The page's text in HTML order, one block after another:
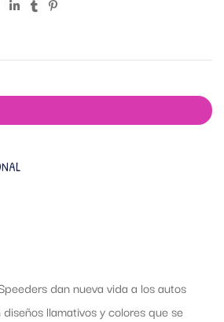
dan nueva vida a los autos
llamativos y colores que se